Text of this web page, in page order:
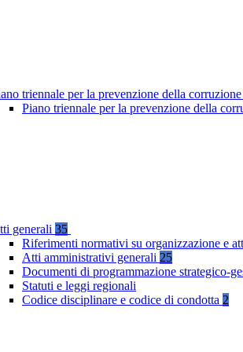
triennale per la prevenzione della corruzione
Piano triennale per la prevenzione della
generali 35
Riferimenti normativi su organizzazione e
Atti amministrativi generali 25
Documenti di programmazione strategico-
Statuti e leggi regionali
Codice disciplinare e codice di condotta 2